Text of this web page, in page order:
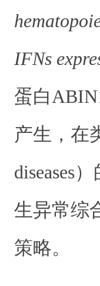
IFNs
蛋白
产生，在
diseases）
生异常综
策略。